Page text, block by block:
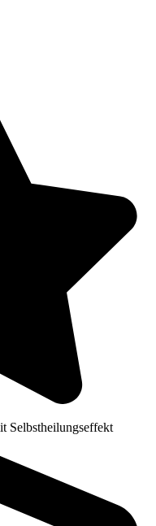
Selbstheilungseffekt